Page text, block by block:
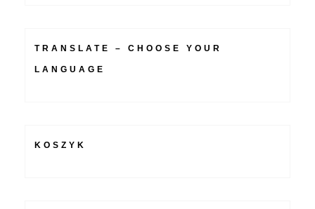
TRANSLATE – CHOOSE YOUR
LANGUAGE
KOSZYK